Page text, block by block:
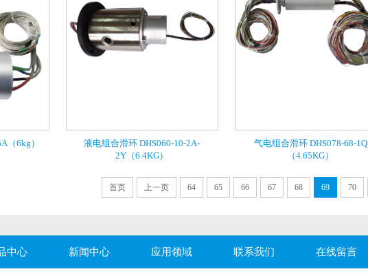
（6kg）
液电组合滑环 DHS060-10-2A-
2Y（6.4KG）
气电组合滑环 DHS078-68-1Q
（4.65KG）
首页 上一页 64 65 66 67 68 69 70
中心 新闻中心 应用领域 联系我们 在线留言